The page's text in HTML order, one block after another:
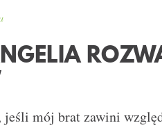
jeśli mój brat zawini